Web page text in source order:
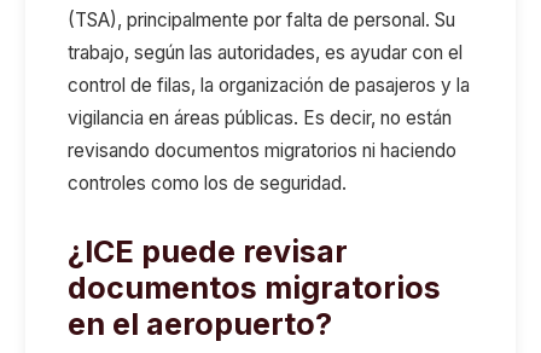
(TSA), principalmente por falta de personal. Su
trabajo, según las autoridades, es ayudar con el
control de filas, la organización de pasajeros y la
vigilancia en áreas públicas. Es decir, no están
revisando documentos migratorios ni haciendo
controles como los de seguridad.
¿ICE puede revisar
documentos migratorios
en el aeropuerto?